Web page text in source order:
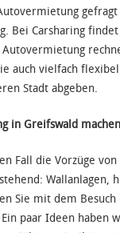
Bei Carsharing
auch vielfach
Stadt abgeben.
in Greifswald
Fall die Vorzüge
Wallanlagen,
Sie mit dem
paar Ideen